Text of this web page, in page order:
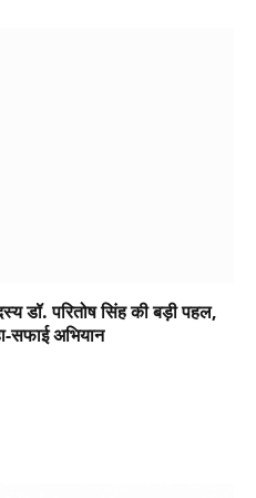
परितोष सिंह की बड़ी पहल,
सफाई अभियान